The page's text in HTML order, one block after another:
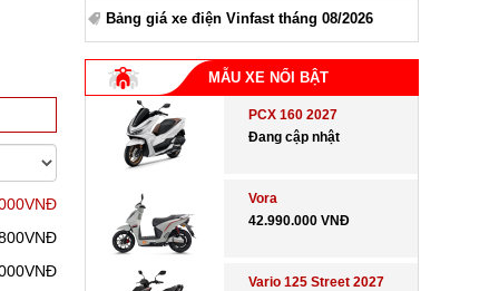
Bảng giá xe điện Vinfast tháng 08/2026
MẪU XE NỔI BẬT
PCX 160 2027
Đang cập nhật
Vora
42.990.000 VNĐ
Vario 125 Street 2027